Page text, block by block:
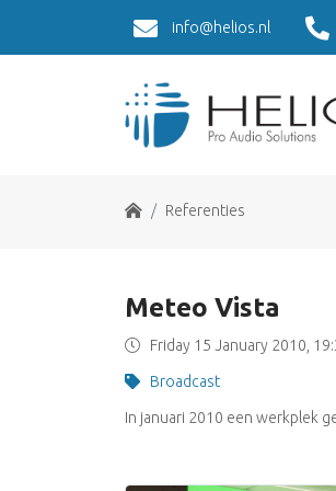
info@helios.nl
Home Referenties
Meteo Vista
Friday 15 January 2010,
Broadcast
In januari 2010 een werkplek